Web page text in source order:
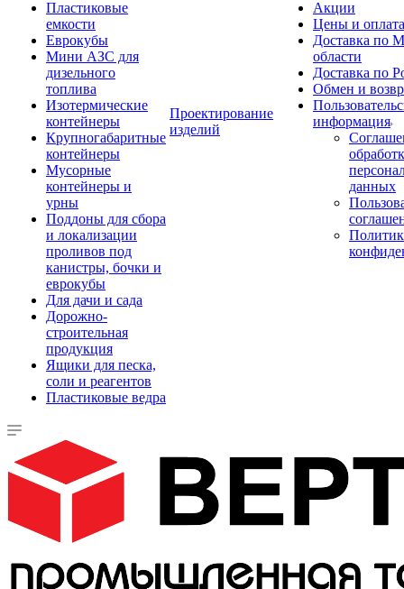
Пластиковые
емкости
Еврокубы
Мини АЗС для
дизельного
топлива
Изотермические
контейнеры
Крупногабаритные
контейнеры
Мусорные
контейнеры и
урны
Поддоны для сбора
и локализации
проливов под
канистры, бочки и
еврокубы
Для дачи и сада
Дорожно-
строительная
продукция
Ящики для песка,
соли и реагентов
Пластиковые ведра
Проектирование
изделий
Акции
Цены и оплата
Доставка по
области
Доставка по
Обмен и
информация
данных